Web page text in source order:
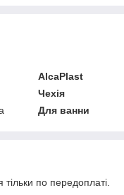
AlcaPlast
Чехія
Для ванни
тільки по передоплаті.